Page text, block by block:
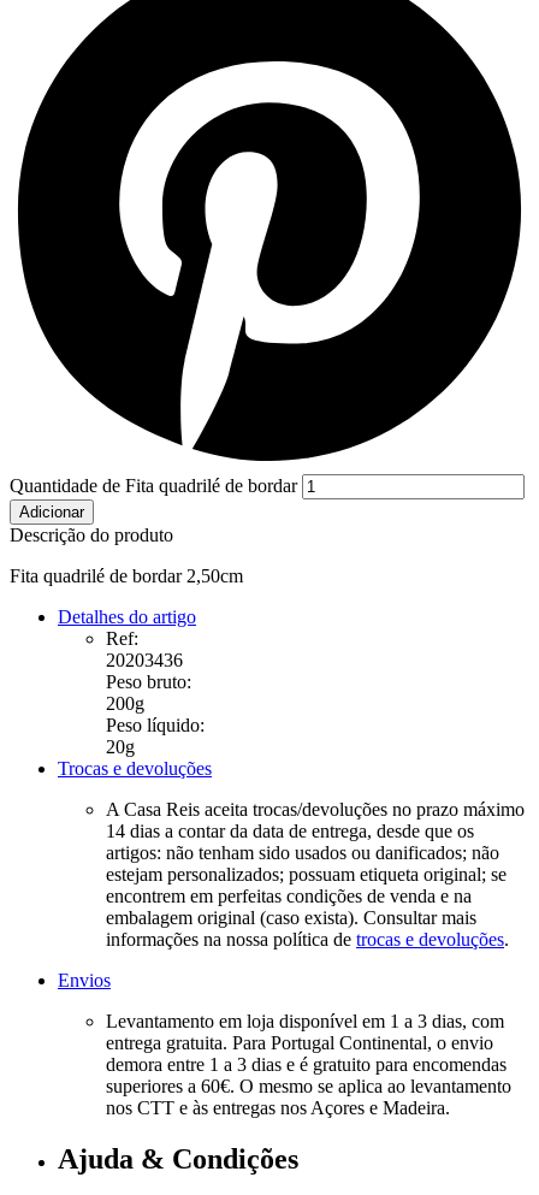
Quantidade de Fita quadrilé de bordar
Adicionar
Descrição do produto
Fita quadrilé de bordar 2,50cm
Detalhes do artigo
Ref:
20203436
Peso bruto:
200g
Peso líquido:
20g
Trocas e devoluções
A Casa Reis aceita trocas/devoluções no prazo máximo
14 dias a contar da data de entrega, desde que os
artigos: não tenham sido usados ou danificados; não
estejam personalizados; possuam etiqueta original; se
encontrem em perfeitas condições de venda e na
embalagem original (caso exista). Consultar mais
informações na nossa política de trocas e devoluções.
Envios
Levantamento em loja disponível em 1 a 3 dias, com
entrega gratuita. Para Portugal Continental, o envio
demora entre 1 a 3 dias e é gratuito para encomendas
superiores a 60€. O mesmo se aplica ao levantamento
nos CTT e às entregas nos Açores e Madeira.
Ajuda & Condições